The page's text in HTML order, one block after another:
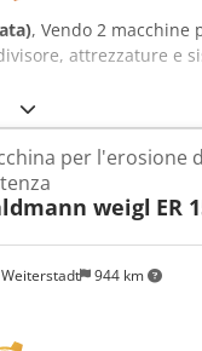
, Vendo 2 macchine
attrezzature e
944 km
per l'erosione
weigl ER